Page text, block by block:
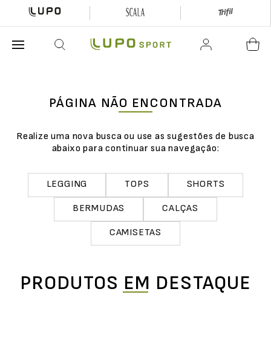
PÁGINA NÃO ENCONTRADA
Realize uma nova busca ou use as sugestões de busca
abaixo para continuar sua navegação:
LEGGING TOPS SHORTS
BERMUDAS CALÇAS
CAMISETAS
PRODUTOS EM DESTAQUE